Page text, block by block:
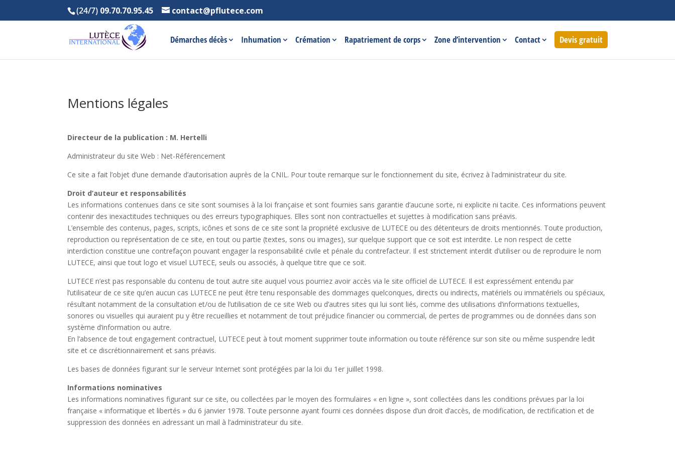
(24/7) 09.70.70.95.45 contact@pflutece.com
Démarches décès Inhumation Crémation Rapatriement de corps Zone d’intervention Contact Devis gratuit
Mentions légales
Directeur de la publication : M. Hertelli
Administrateur du site Web : Net-Référencement
Ce site a fait l’objet d’une demande d’autorisation auprès de la CNIL. Pour toute remarque sur le fonctionnement du site, écrivez à l’administrateur du site.
Droit d’auteur et responsabilités
Les informations contenues dans ce site sont soumises à la loi française et sont fournies sans garantie d’aucune sorte, ni explicite ni tacite. Ces informations peuvent
contenir des inexactitudes techniques ou des erreurs typographiques. Elles sont non contractuelles et sujettes à modification sans préavis.
L’ensemble des contenus, pages, scripts, icônes et sons de ce site sont la propriété exclusive de LUTECE ou des détenteurs de droits mentionnés. Toute production,
reproduction ou représentation de ce site, en tout ou partie (textes, sons ou images), sur quelque support que ce soit est interdite. Le non respect de cette
interdiction constitue une contrefaçon pouvant engager la responsabilité civile et pénale du contrefacteur. Il est strictement interdit d’utiliser ou de reproduire le nom
LUTECE, ainsi que tout logo et visuel LUTECE, seuls ou associés, à quelque titre que ce soit.
LUTECE n’est pas responsable du contenu de tout autre site auquel vous pourriez avoir accès via le site officiel de LUTECE. Il est expressément entendu par
l’utilisateur de ce site qu’en aucun cas LUTECE ne peut être tenu responsable des dommages quelconques, directs ou indirects, matériels ou immatériels ou spéciaux,
résultant notamment de la consultation et/ou de l’utilisation de ce site Web ou d’autres sites qui lui sont liés, comme des utilisations d’informations textuelles,
sonores ou visuelles qui auraient pu y être recueillies et notamment de tout préjudice financier ou commercial, de pertes de programmes ou de données dans son
système d’information ou autre.
En l’absence de tout engagement contractuel, LUTECE peut à tout moment supprimer toute information ou toute référence sur son site ou même suspendre ledit
site et ce discrétionnairement et sans préavis.
Les bases de données figurant sur le serveur Internet sont protégées par la loi du 1er juillet 1998.
Informations nominatives
Les informations nominatives figurant sur ce site, ou collectées par le moyen des formulaires « en ligne », sont collectées dans les conditions prévues par la loi
française « informatique et libertés » du 6 janvier 1978. Toute personne ayant fourni ces données dispose d’un droit d’accès, de modification, de rectification et de
suppression des données en adressant un mail à l’administrateur du site.